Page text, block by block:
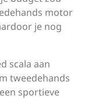
motor
je nog
scala aan
tweedehands
sportieve